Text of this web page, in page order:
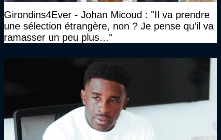
Girondins4Ever - Johan Micoud : "Il va prendre
une sélection étrangère, non ? Je pense qu’il va
ramasser un peu plus…"